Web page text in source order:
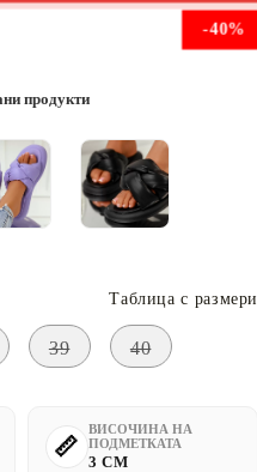
-40%
продукти
Таблица с размери
39 40
ВИСОЧИНА НА
ПОДМЕТКАТА
3 CM